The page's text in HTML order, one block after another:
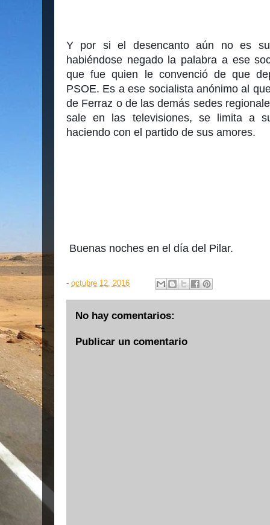
Y por si el desencanto aún no es
habiéndose negado la palabra a ese
que fue quien le convenció de que
PSOE. Es a ese socialista anónimo al
de Ferraz o de las demás sedes
sale en las televisiones, se limita a
haciendo con el partido de sus amores.
Buenas noches en el día del Pilar.
- octubre 12, 2016
No hay comentarios:
Publicar un comentario